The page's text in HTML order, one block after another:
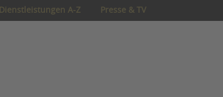
Dienstleistungen A-Z Presse & TV